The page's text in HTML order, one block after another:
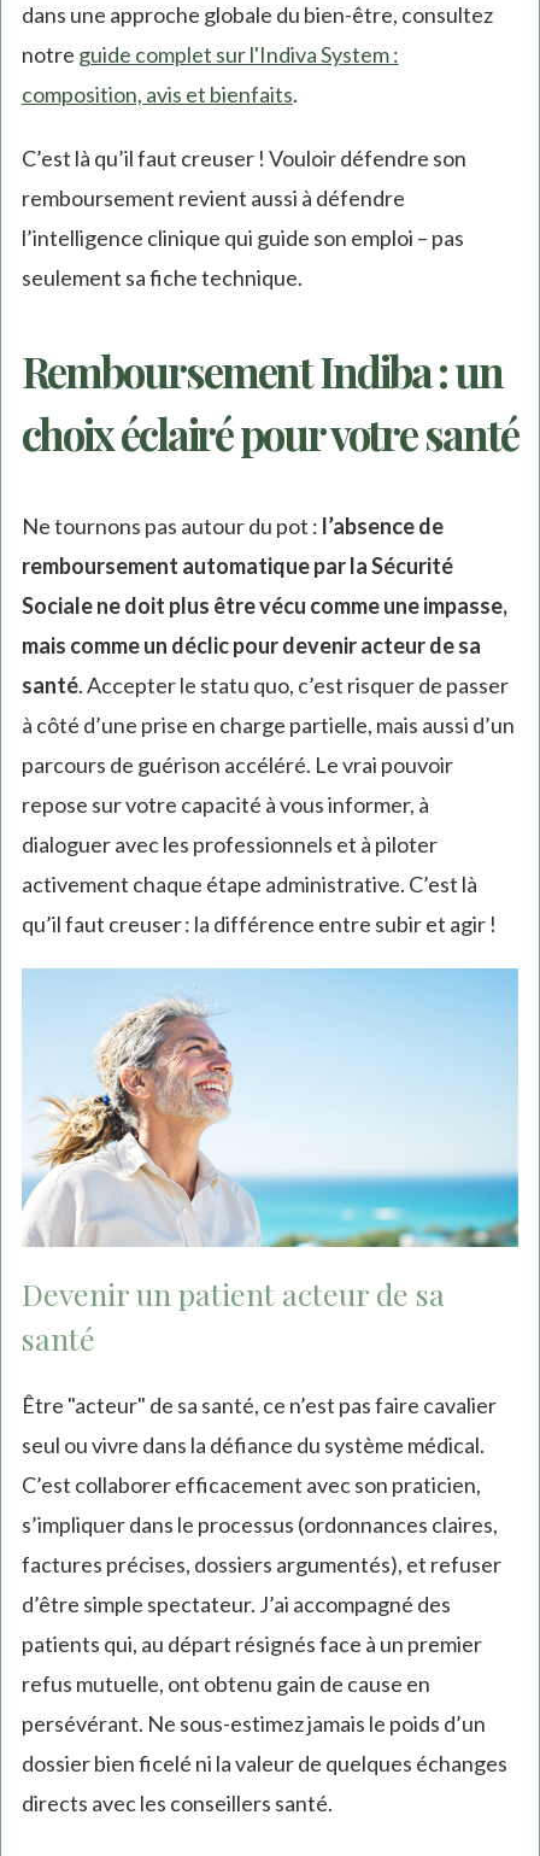
dans une approche globale du bien-être, consultez
notre guide complet sur l'Indiva System :
composition, avis et bienfaits.
C’est là qu’il faut creuser ! Vouloir défendre son
remboursement revient aussi à défendre
l’intelligence clinique qui guide son emploi – pas
seulement sa fiche technique.
Remboursement Indiba : un
choix éclairé pour votre santé
Ne tournons pas autour du pot : l’absence de
remboursement automatique par la Sécurité
Sociale ne doit plus être vécu comme une impasse,
mais comme un déclic pour devenir acteur de sa
santé. Accepter le statu quo, c’est risquer de passer
à côté d’une prise en charge partielle, mais aussi d’un
parcours de guérison accéléré. Le vrai pouvoir
repose sur votre capacité à vous informer, à
dialoguer avec les professionnels et à piloter
activement chaque étape administrative. C’est là
qu’il faut creuser : la différence entre subir et agir !
Devenir un patient acteur de sa
santé
Être "acteur" de sa santé, ce n’est pas faire cavalier
seul ou vivre dans la défiance du système médical.
C’est collaborer efficacement avec son praticien,
s’impliquer dans le processus (ordonnances claires,
factures précises, dossiers argumentés), et refuser
d’être simple spectateur. J’ai accompagné des
patients qui, au départ résignés face à un premier
refus mutuelle, ont obtenu gain de cause en
persévérant. Ne sous-estimez jamais le poids d’un
dossier bien ficelé ni la valeur de quelques échanges
directs avec les conseillers santé.